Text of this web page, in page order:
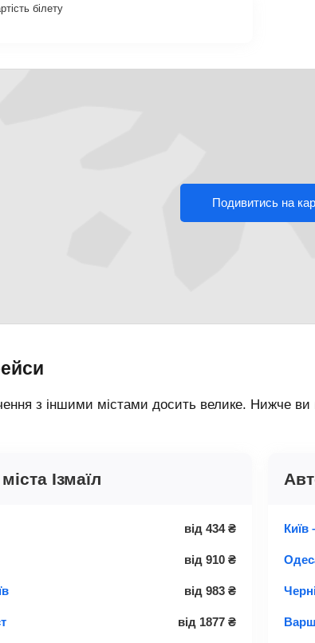
білету
Подивитись на
з іншими містами досить велике. Нижче
Ізмаїл
від 434 ₴
від 910 ₴
від 983 ₴
від 1877 ₴
Київ